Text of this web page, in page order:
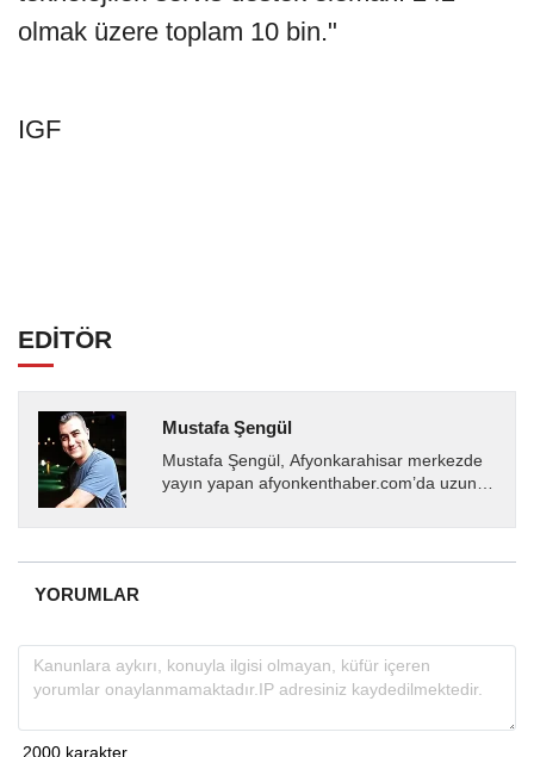
olmak üzere toplam 10 bin."
IGF
EDİTÖR
Mustafa Şengül
Mustafa Şengül, Afyonkarahisar merkezde
yayın yapan afyonkenthaber.com’da uzun
almakta, haber akışı...
YORUMLAR